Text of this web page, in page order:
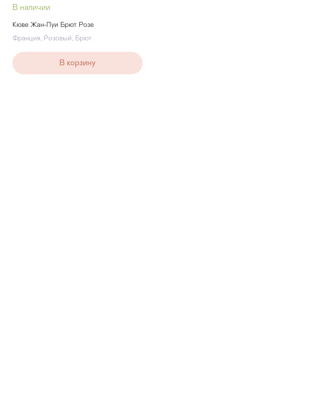
В наличии
Кюве Жан-Луи Брют Розе
Франция
Розовый Брют
В корзину